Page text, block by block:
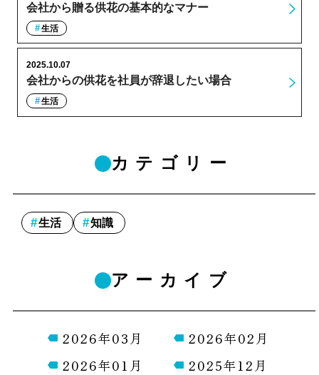
会社から贈る供花の基本的なマナー
生活
会社からの供花を社員が辞退したい場合
2025.10.07
生活
カテゴリー
生活 知識
アーカイブ
2026年03月
2026年02月
2026年01月
2025年12月